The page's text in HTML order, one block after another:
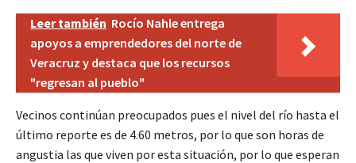
Leer también Rocío Nahle entrega
apoyos a emprendedores del norte de
Veracruz y destaca que los recursos
"regresan al pueblo"
Vecinos continúan preocupados pues el nivel del río hasta el
último reporte es de 4.60 metros, por lo que son horas de
angustia las que viven por esta situación, por lo que esperan